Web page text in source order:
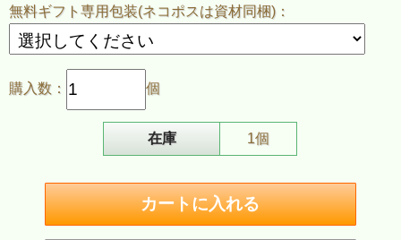
無料ギフト専用包装(ネコポスは資材同梱)：
購入数： 個
在庫 1個